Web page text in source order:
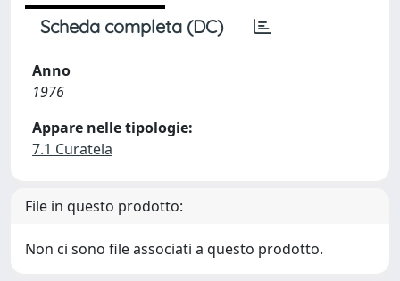
Scheda completa (DC)
Anno
1976
Appare nelle tipologie:
7.1 Curatela
File in questo prodotto:
Non ci sono file associati a questo prodotto.